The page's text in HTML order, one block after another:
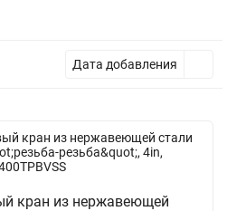
Дата добавления
кран из нержавеющей